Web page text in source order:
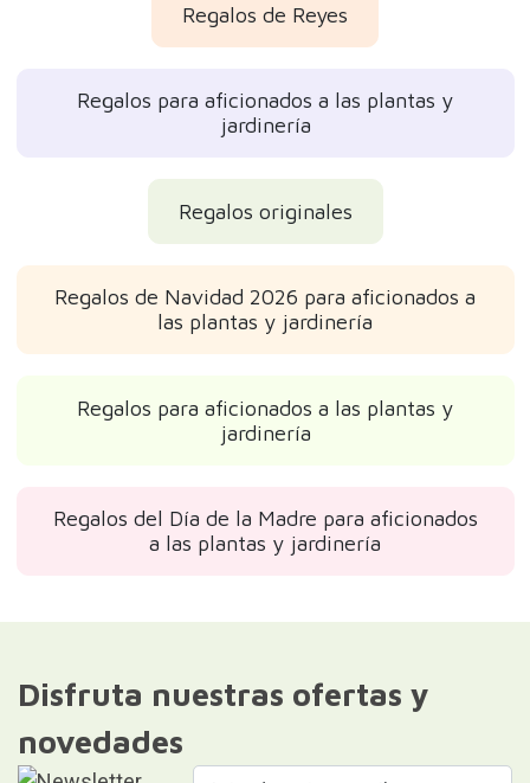
Regalos de Reyes
Regalos para aficionados a las plantas y
jardinería
Regalos originales
Regalos de Navidad 2026 para aficionados a
las plantas y jardinería
Regalos para aficionados a las plantas y
jardinería
Regalos del Día de la Madre para aficionados
a las plantas y jardinería
Disfruta nuestras ofertas y
novedades